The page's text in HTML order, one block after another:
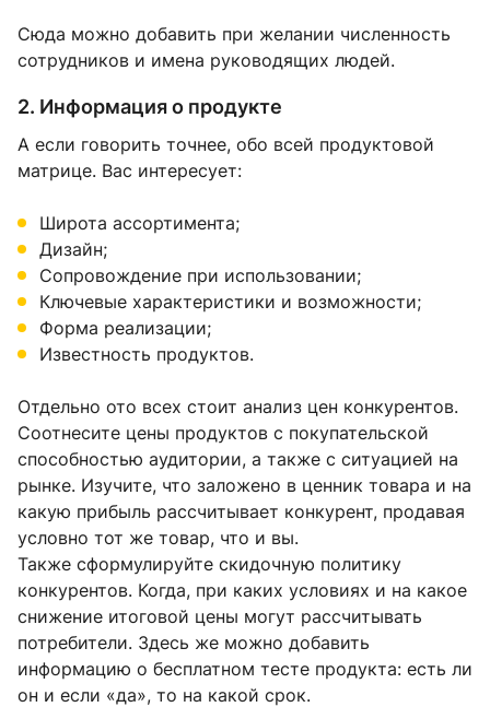
Сюда можно добавить при желании численность
сотрудников и имена руководящих людей.
2. Информация о продукте
А если говорить точнее, обо всей продуктовой
матрице. Вас интересует:
Широта ассортимента;
Дизайн;
Сопровождение при использовании;
Ключевые характеристики и возможности;
Форма реализации;
Известность продуктов.
Отдельно ото всех стоит анализ цен конкурентов.
Соотнесите цены продуктов с покупательской
способностью аудитории, а также с ситуацией на
рынке. Изучите, что заложено в ценник товара и на
какую прибыль рассчитывает конкурент, продавая
условно тот же товар, что и вы.
Также сформулируйте скидочную политику
конкурентов. Когда, при каких условиях и на какое
снижение итоговой цены могут рассчитывать
потребители. Здесь же можно добавить
информацию о бесплатном тесте продукта: есть ли
он и если «да», то на какой срок.